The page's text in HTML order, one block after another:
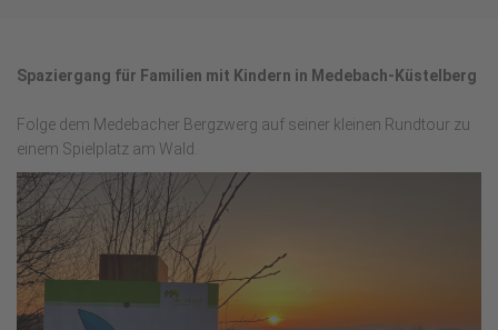
Spaziergang für Familien mit Kindern in Medebach-Küstelberg
Folge dem Medebacher Bergzwerg auf seiner kleinen Rundtour zu
einem Spielplatz am Wald.